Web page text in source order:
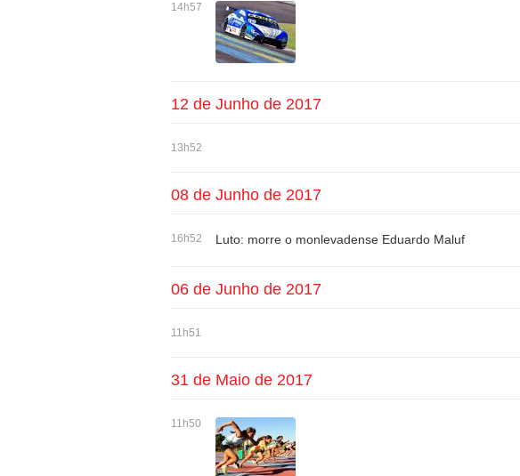
14h57
12 de Junho de 2017
13h52
08 de Junho de 2017
16h52 Luto: morre o monlevadense Eduardo Maluf
06 de Junho de 2017
11h51
31 de Maio de 2017
11h50